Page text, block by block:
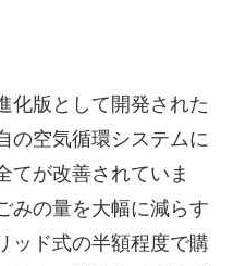
化版として開発された
の空気循環システムに
てが改善されていま
みの量を大幅に減らす
ッド式の半額程度で購